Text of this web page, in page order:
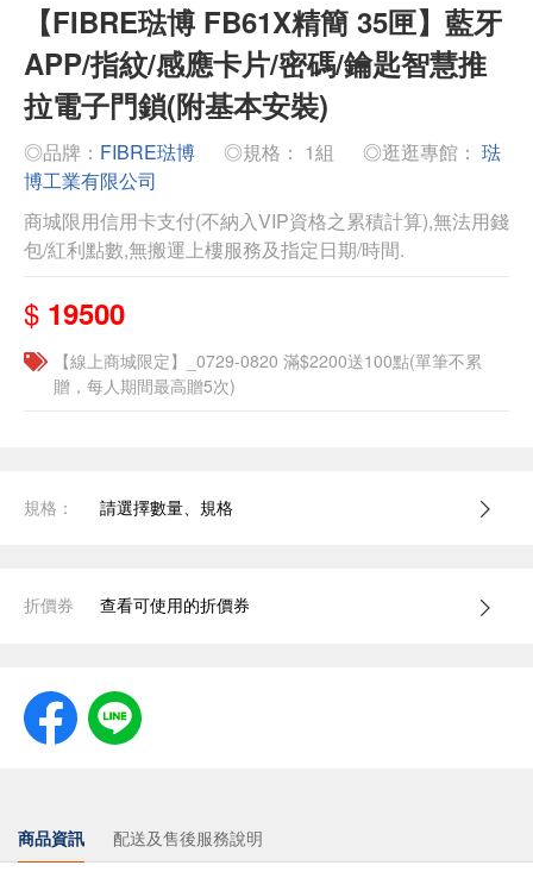
【FIBRE琺博 FB61X精簡 35匣】藍牙
APP/指紋/感應卡片/密碼/鑰匙智慧推
拉電子門鎖(附基本安裝)
◎品牌： FIBRE琺博 ◎規格： 1組 ◎逛逛專館： 琺
博工業有限公司
商城限用信用卡支付(不納入VIP資格之累積計算),無法用錢
包/紅利點數,無搬運上樓服務及指定日期/時間.
$ 19500
【線上商城限定】_0729-0820 滿$2200送100點(單筆不累
贈，每人期間最高贈5次)
規格： 請選擇數量、規格
折價券 查看可使用的折價券
商品資訊 配送及售後服務說明